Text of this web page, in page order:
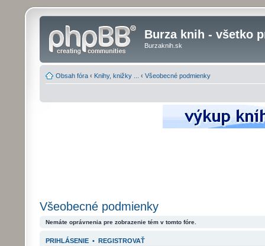
Burza knih - všetko
Burzaknih.sk
Obsah fóra ‹ Knihy, knižky ... ‹ Všeobecné podmienky
Všeobecné podmienky
Nemáte oprávnenia pre zobrazenie tém v tomto fóre.
PRIHLÁSENIE • REGISTROVAŤ